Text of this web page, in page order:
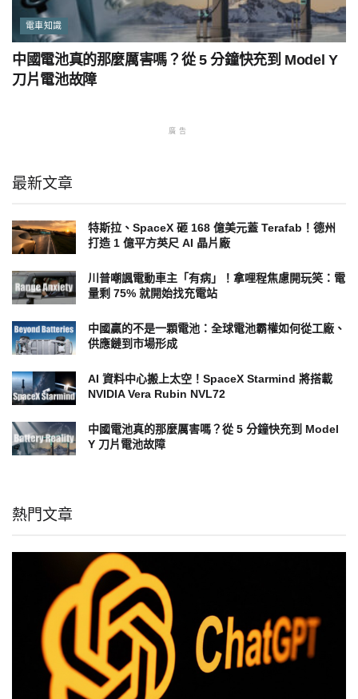
電車知識
中國電池真的那麼厲害嗎？從 5 分鐘快充到 Model Y
刀片電池故障
廣告
最新文章
特斯拉、SpaceX 砸 168 億美元蓋 Terafab！德州
打造 1 億平方英尺 AI 晶片廠
川普嘲諷電動車主「有病」！拿哩程焦慮開玩笑：電
量剩 75% 就開始找充電站
中國贏的不是一顆電池：全球電池霸權如何從工廠、
供應鏈到市場形成
AI 資料中心搬上太空！SpaceX Starmind 將搭載
NVIDIA Vera Rubin NVL72
中國電池真的那麼厲害嗎？從 5 分鐘快充到 Model
Y 刀片電池故障
熱門文章